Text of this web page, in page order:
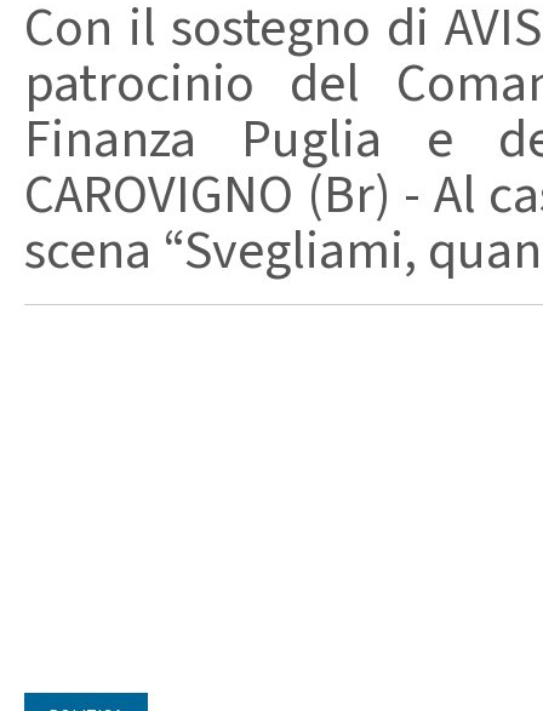
Con il sostegno di
patrocinio del
Finanza Puglia e
CAROVIGNO (Br) - Al
scena “Svegliami,